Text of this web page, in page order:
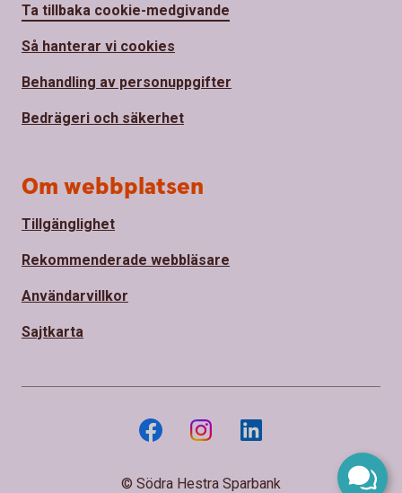
Ta tillbaka cookie-medgivande
Så hanterar vi cookies
Behandling av personuppgifter
Bedrägeri och säkerhet
Om webbplatsen
Tillgänglighet
Rekommenderade webbläsare
Användarvillkor
Sajtkarta
© Södra Hestra Sparbank